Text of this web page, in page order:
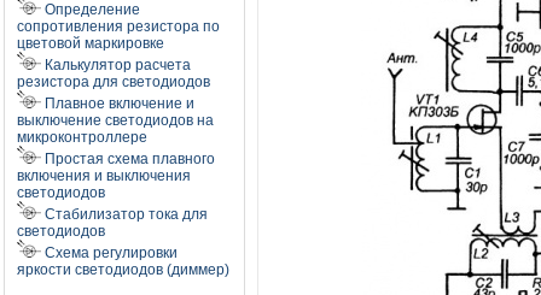
Определение
сопротивления резистора по
цветовой маркировке
Калькулятор расчета
резистора для светодиодов
Плавное включение и
выключение светодиодов на
микроконтроллере
Простая схема плавного
включения и выключения
светодиодов
Стабилизатор тока для
светодиодов
Схема регулировки
яркости светодиодов (диммер)